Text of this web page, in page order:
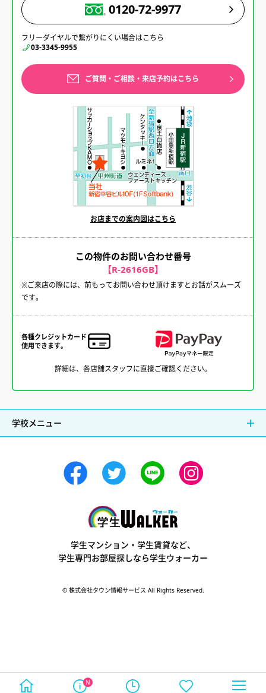
0120-72-9977
フリーダイヤルで繋がりにくい場合はこちら
03-3345-9955
ご質問・ご相談・来店予約はこちら
お店までの案内図はこちら
この物件のお問い合わせ番号
【R-2616GB】
※ご来店の際には、前もってお問い合わせ頂けますとお話がスムーズ
です。
各種クレジットカード
使用できます。
詳細は、各店舗スタッフに直接ご確認ください。
学校メニュー
学生マンション・学生賃貸など、
学生専門お部屋探しなら学生ウォーカー
© 株式会社タウン情報サービス All Rights Reserved.